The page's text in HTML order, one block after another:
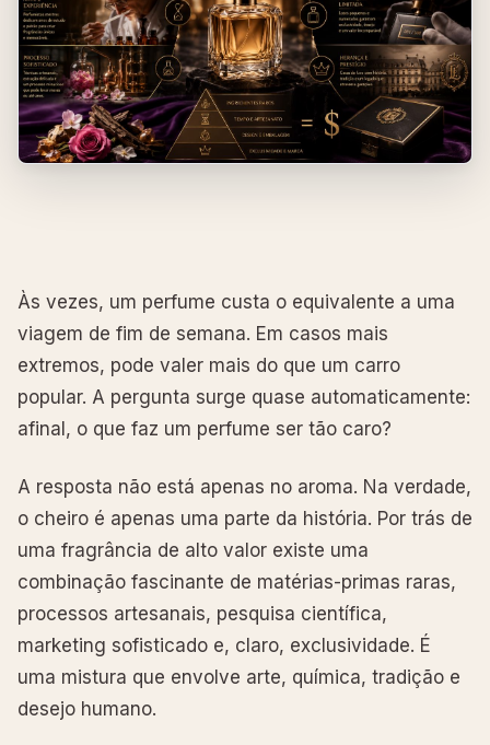
Às vezes, um perfume custa o equivalente a uma
viagem de fim de semana. Em casos mais
extremos, pode valer mais do que um carro
popular. A pergunta surge quase automaticamente:
afinal, o que faz um perfume ser tão caro?
A resposta não está apenas no aroma. Na verdade,
o cheiro é apenas uma parte da história. Por trás de
uma fragrância de alto valor existe uma
combinação fascinante de matérias-primas raras,
processos artesanais, pesquisa científica,
marketing sofisticado e, claro, exclusividade. É
uma mistura que envolve arte, química, tradição e
desejo humano.